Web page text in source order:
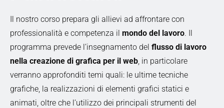
Il nostro corso prepara gli allievi ad affrontare con
professionalità e competenza il mondo del lavoro. Il
programma prevede l’insegnamento del flusso di lavoro
nella creazione di grafica per il web, in particolare
verranno approfonditi temi quali: le ultime tecniche
grafiche, la realizzazioni di elementi grafici statici e
animati, oltre che l’utilizzo dei principali strumenti del